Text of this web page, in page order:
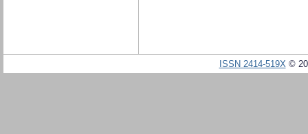
ISSN 2414-519X©